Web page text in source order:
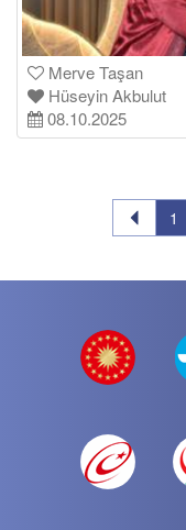
Merve Taşan
Hüseyin Akbulut
08.10.2025
1